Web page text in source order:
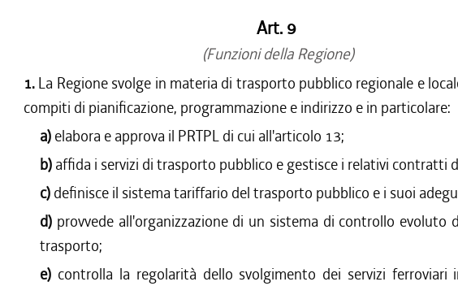
Art. 9
(Funzioni della Regione)
1. La Regione svolge in materia di trasporto pubblico regionale e
compiti di pianificazione, programmazione e indirizzo e in particolare:
a) elabora e approva il PRTPL di cui all'articolo 13;
b) affida i servizi di trasporto pubblico e gestisce i relativi contratti
c) definisce il sistema tariffario del trasporto pubblico e i suoi
d) provvede all'organizzazione di un sistema di controllo evoluto
trasporto;
e) controlla la regolarità dello svolgimento dei servizi ferroviari